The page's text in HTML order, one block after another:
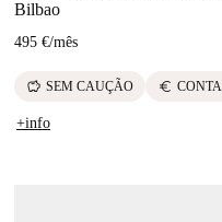
Bilbao
495 €/mês
savings SEM CAUÇÃO euro
+info